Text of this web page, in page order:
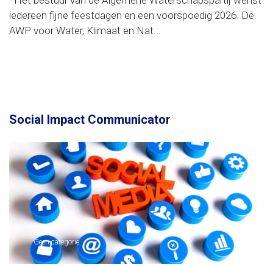
iedereen fijne feestdagen en een voorspoedig 2026. De
AWP voor Water, Klimaat en Nat...
Social Impact Communicator
Geen categorie